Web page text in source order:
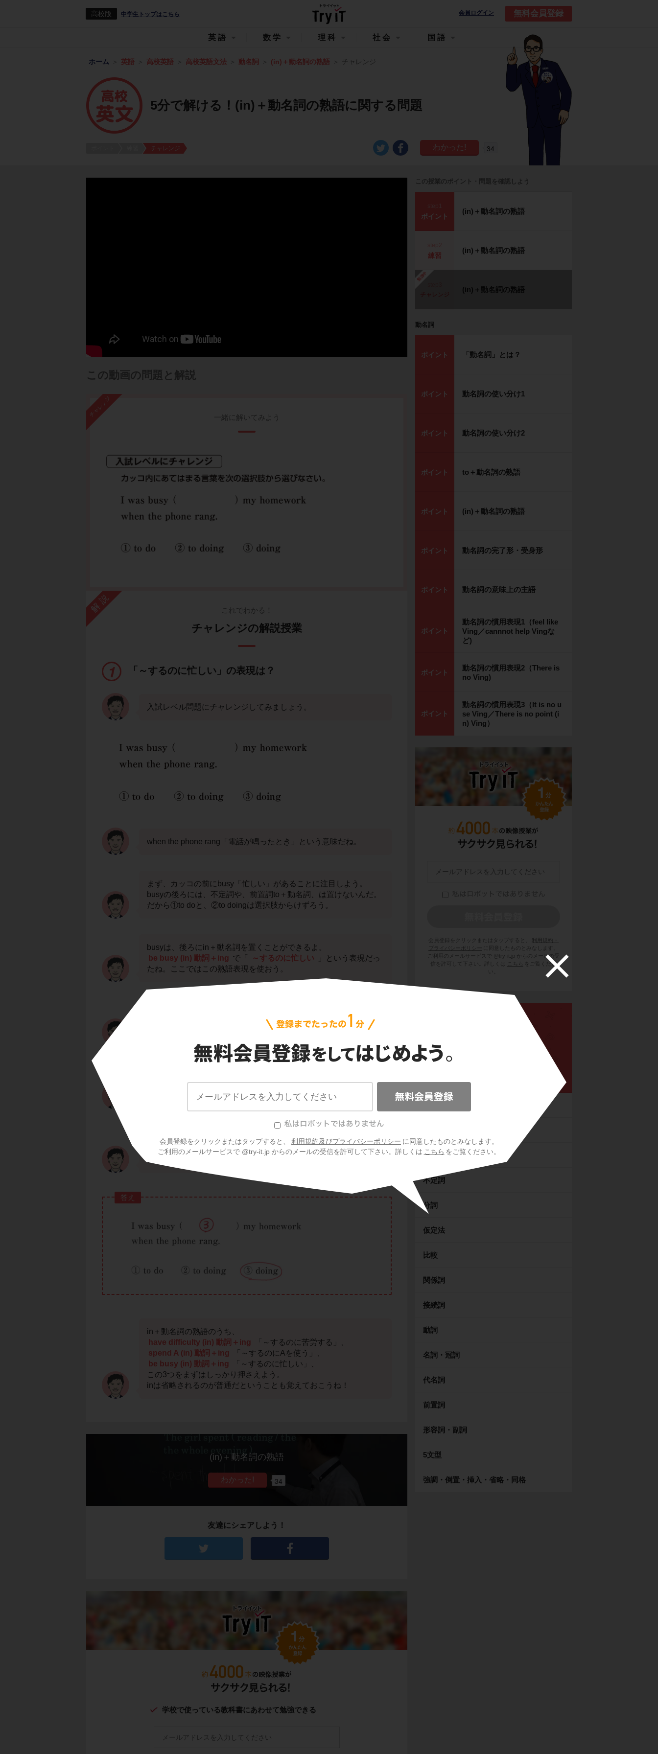
高校版 中学生トップはこちら 会員ログイン 無料会員登録
会員登録をクリックまたはタップすると、 利用規約及びプライバシーポリシー に同意したものとみなします。
ご利用のメールサービスで @try-it.jp からのメールの受信を許可して下さい。詳しくは こちら をご覧ください。
英語 数学 理科 社会 国語
ホーム 英語 高校英語 高校英語文法 動名詞 (in)＋動名詞の熟語 チャレンジ
5分で解ける！(in)＋動名詞の熟語に関する問題
チャレンジ 34
この動画の問題と解説
チャレンジ 一緒に解いてみよう
解説 これでわかる！
チャレンジの解説授業
「～するのに忙しい」の表現は？
入試レベル問題にチャレンジしてみましょう。
when the phone rang「電話が鳴ったとき」という意味だね。
まず、カッコの前にbusy「忙しい」があることに注目しよう。
busyの後ろには、不定詞や、前置詞to＋動名詞、は置けないんだ。
だから①to doと、②to doingは選択肢からけずろう。
busyは、後ろにin＋動名詞を置くことができるよ。
be busy (in) 動詞＋ing で「 ～するのに忙しい
」という表現だっ
たね。ここではこの熟語表現を使おう。
本当はカッコにin doingを入れたいけれど、選択肢の中にはない
ということを思い出そう。
だから、正解は③doingだね。
文全体では、I was busy doing
my homework when the phone
rang.「電話が鳴ったとき、わたしは宿題をするのに忙しかった。」
答え
in＋動名詞の熟語のうち、
have difficulty (in) 動詞＋ing
「～するのに苦労する」、
spend A (in) 動詞＋ing
「～するのにAを使う」、
be busy (in) 動詞＋ing
「～するのに忙しい」、
この3つをまずはしっかり押さえよう。
inは省略されるのが普通だということも覚えておこうね！
(in)＋動名詞の熟語
34
友達にシェアしよう！
学校で使っている教科書にあわせて勉強できる
この授業のポイント・問題を確認しよう
ポイント
(in)＋動名詞の熟語
練習
(in)＋動名詞の熟語
勉強中
(in)＋動名詞の熟語
動名詞
ポイント 「動名詞」とは？
ポイント 動名詞の使い分け1
ポイント 動名詞の使い分け2
ポイント to＋動名詞の熟語
ポイント (in)＋動名詞の熟語
ポイント 動名詞の完了形・受身形
ポイント 動名詞の意味上の主語
ポイント
動名詞の慣用表現1（feel like
Ving／cannnot help Vingな
ど)
ポイント
動名詞の慣用表現2（There is
no Ving)
ポイント
動名詞の慣用表現3（It is no u
se Ving／There is no point (i
n) Ving）
会員登録をクリックまたはタップすると、
利用規約・
プライバシーポリシー
に同意したものとみなします。
ご利用のメールサービスで @try-it.jp からのメールの受
信を許可して下さい。詳しくは
こちら
をご覧くださ
い。
助動詞
不定詞
分詞
仮定法
比較
関係詞
接続詞
動詞
名詞・冠詞
代名詞
前置詞
形容詞・副詞
5文型
強調・倒置・挿入・省略・同格